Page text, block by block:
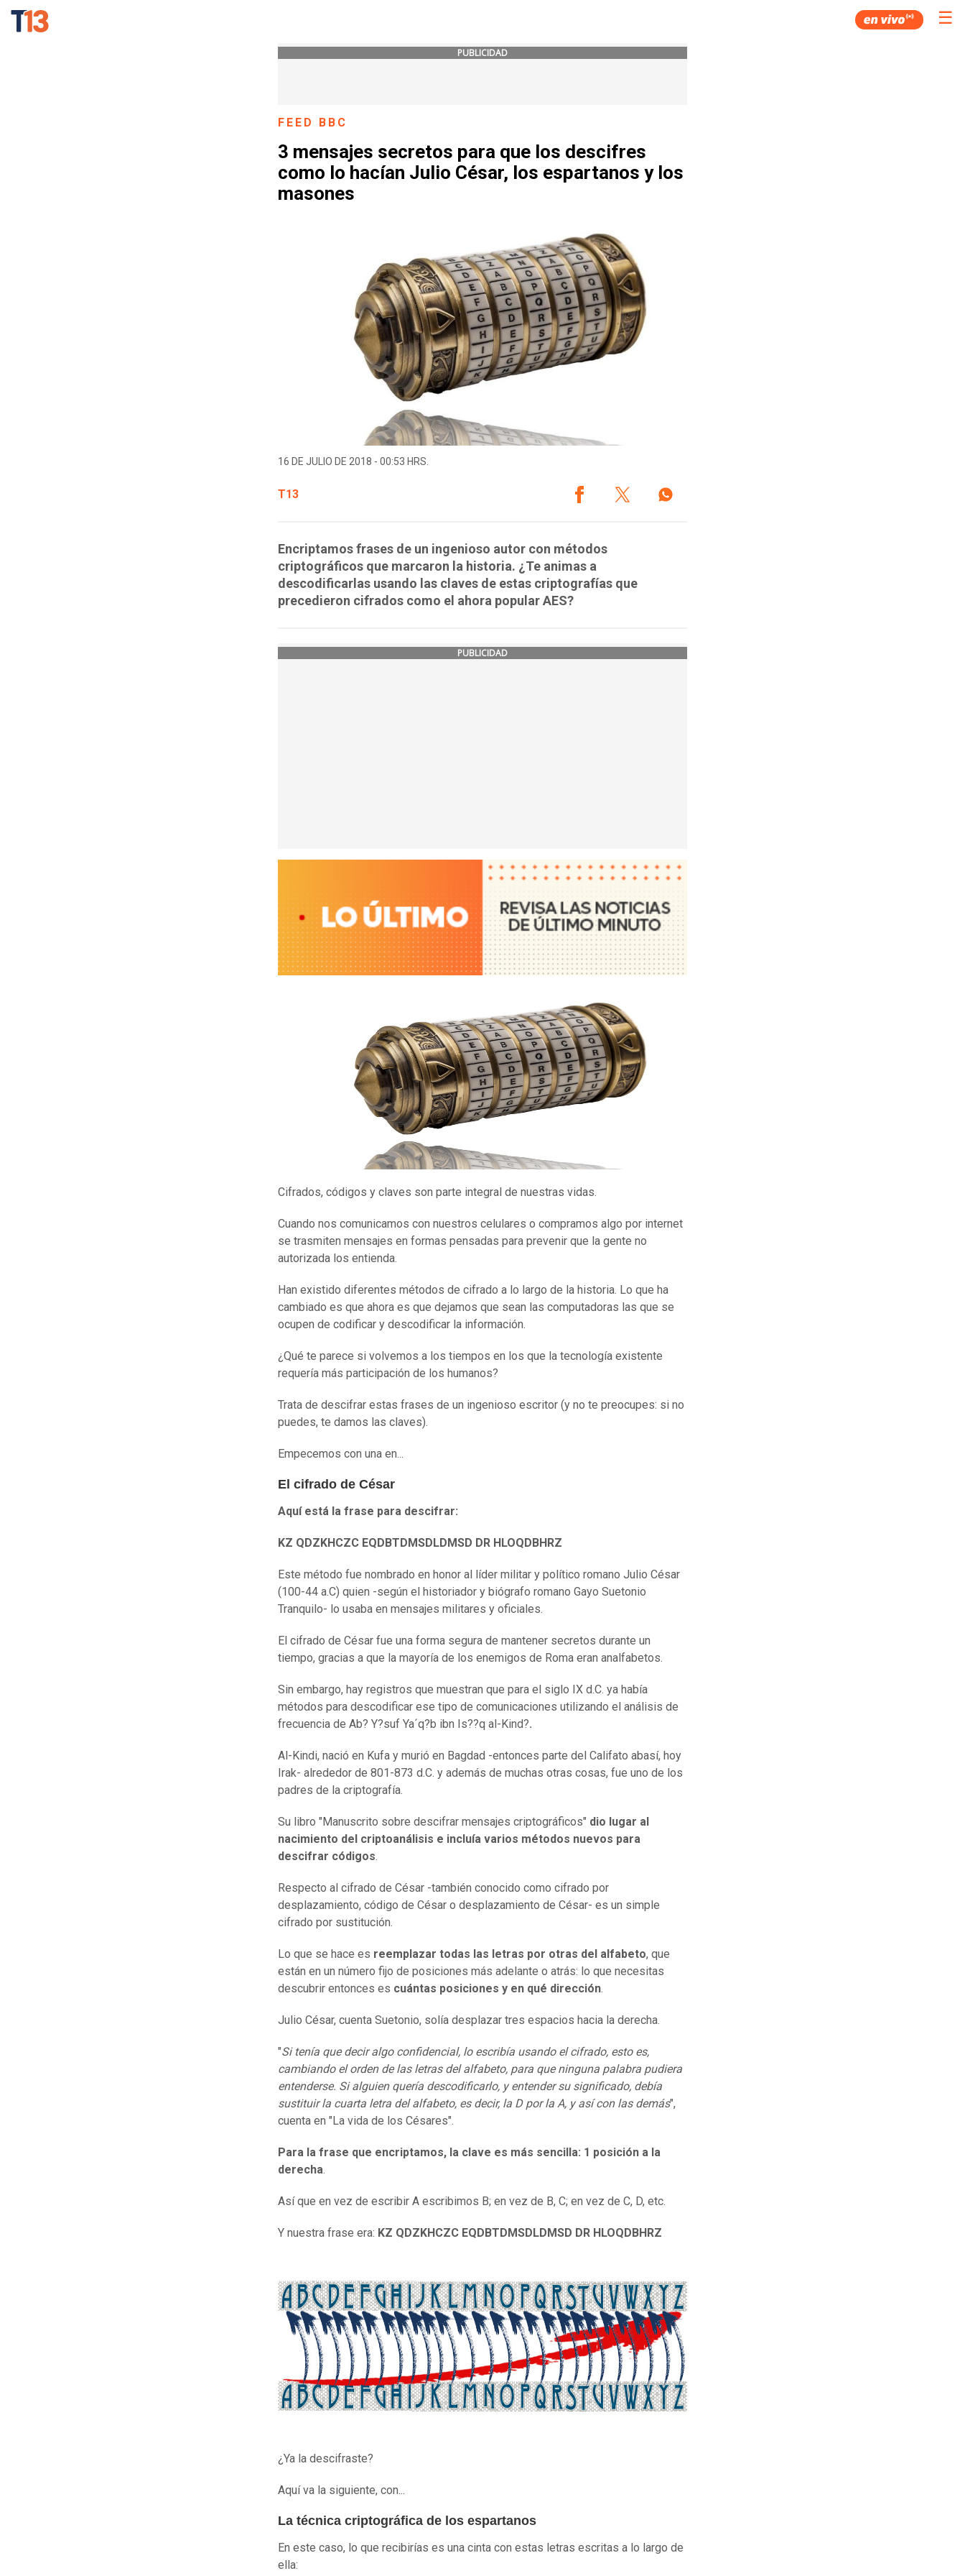
☰
PUBLICIDAD
FEED BBC
3 mensajes secretos para que los descifres
como lo hacían Julio César, los espartanos y los
masones
16 DE JULIO DE 2018 - 00:53 HRS.
T13
Encriptamos frases de un ingenioso autor con métodos
criptográficos que marcaron la historia. ¿Te animas a
descodificarlas usando las claves de estas criptografías que
precedieron cifrados como el ahora popular AES?
PUBLICIDAD
Cifrados, códigos y claves son parte integral de nuestras vidas.
Cuando nos comunicamos con nuestros celulares o compramos algo por internet
se trasmiten mensajes en formas pensadas para prevenir que la gente no
autorizada los entienda.
Han existido diferentes métodos de cifrado a lo largo de la historia. Lo que ha
cambiado es que ahora es que dejamos que sean las computadoras las que se
ocupen de codificar y descodificar la información.
¿Qué te parece si volvemos a los tiempos en los que la tecnología existente
requería más participación de los humanos?
Trata de descifrar estas frases de un ingenioso escritor (y no te preocupes: si no
puedes, te damos las claves).
Empecemos con una en...
El cifrado de César
Aquí está la frase para descifrar:
KZ QDZKHCZC EQDBTDMSDLDMSD DR HLOQDBHRZ
Este método fue nombrado en honor al líder militar y político romano Julio César
(100-44 a.C) quien -según el historiador y biógrafo romano Gayo Suetonio
Tranquilo- lo usaba en mensajes militares y oficiales.
El cifrado de César fue una forma segura de mantener secretos durante un
tiempo, gracias a que la mayoría de los enemigos de Roma eran analfabetos.
Sin embargo, hay registros que muestran que para el siglo IX d.C. ya había
métodos para descodificar ese tipo de comunicaciones utilizando el análisis de
frecuencia de Ab? Y?suf Ya´q?b ibn Is??q al-Kind?.
Al-Kindi, nació en Kufa y murió en Bagdad -entonces parte del Califato abasí, hoy
Irak- alrededor de 801-873 d.C. y además de muchas otras cosas, fue uno de los
padres de la criptografía.
Su libro "Manuscrito sobre descifrar mensajes criptográficos" dio lugar al
nacimiento del criptoanálisis e incluía varios métodos nuevos para
descifrar códigos.
Respecto al cifrado de César -también conocido como cifrado por
desplazamiento, código de César o desplazamiento de César- es un simple
cifrado por sustitución.
Lo que se hace es reemplazar todas las letras por otras del alfabeto, que
están en un número fijo de posiciones más adelante o atrás: lo que necesitas
descubrir entonces es cuántas posiciones y en qué dirección.
Julio César, cuenta Suetonio, solía desplazar tres espacios hacia la derecha.
"Si tenía que decir algo confidencial, lo escribía usando el cifrado, esto es,
cambiando el orden de las letras del alfabeto, para que ninguna palabra pudiera
entenderse. Si alguien quería descodificarlo, y entender su significado, debía
sustituir la cuarta letra del alfabeto, es decir, la D por la A, y así con las demás",
cuenta en "La vida de los Césares".
Para la frase que encriptamos, la clave es más sencilla: 1 posición a la
derecha.
Así que en vez de escribir A escribimos B; en vez de B, C; en vez de C, D, etc.
Y nuestra frase era: KZ QDZKHCZC EQDBTDMSDLDMSD DR HLOQDBHRZ
¿Ya la descifraste?
Aquí va la siguiente, con...
La técnica criptográfica de los espartanos
En este caso, lo que recibirías es una cinta con estas letras escritas a lo largo de
ella: